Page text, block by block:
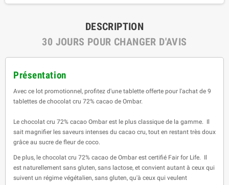
DESCRIPTION
30 JOURS POUR CHANGER D'AVIS
Présentation
Avec ce lot promotionnel, profitez d'une tablette offerte pour l'achat de 9
tablettes de chocolat cru 72% cacao de Ombar.
Le chocolat cru 72% cacao Ombar est le plus classique de la gamme. Il
sait magnifier les saveurs intenses du cacao cru, tout en restant très doux
grâce au sucre de fleur de coco.
De plus, le chocolat cru 72% cacao de Ombar est certifié Fair for Life. Il
est naturellement sans gluten, sans lactose, et convient autant à ceux qui
suivent un régime végétalien, sans gluten, qu'à ceux qui veulent